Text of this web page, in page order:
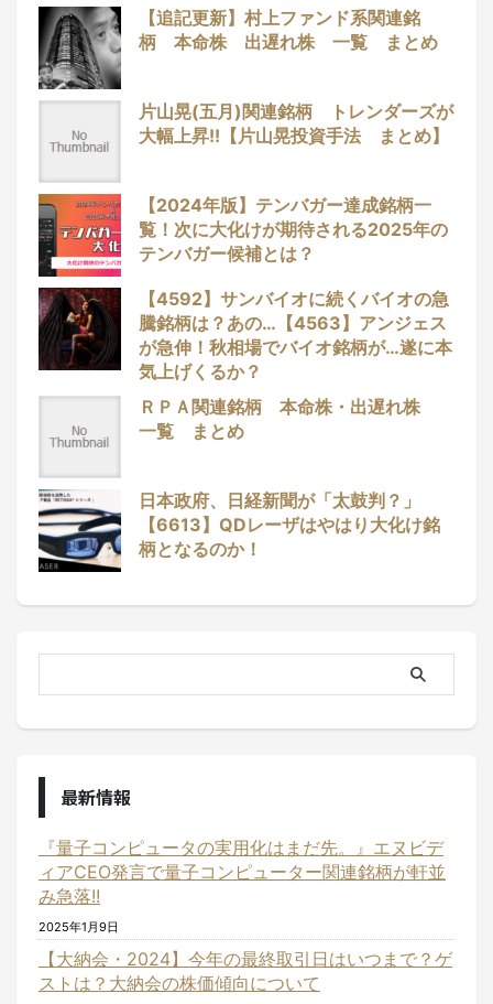
【追記更新】村上ファンド系関連銘
柄 本命株 出遅れ株 一覧 まとめ
片山晃(五月)関連銘柄 トレンダーズが
大幅上昇!!【片山晃投資手法 まとめ】
【2024年版】テンバガー達成銘柄一
覧！次に大化けが期待される2025年の
テンバガー候補とは？
【4592】サンバイオに続くバイオの急
騰銘柄は？あの…【4563】アンジェス
が急伸！秋相場でバイオ銘柄が…遂に本
気上げくるか？
ＲＰＡ関連銘柄 本命株・出遅れ株
一覧 まとめ
日本政府、日経新聞が「太鼓判？」
【6613】QDレーザはやはり大化け銘
柄となるのか！
最新情報
『量子コンピュータの実用化はまだ先。』エヌビデ
ィアCEO発言で量子コンピューター関連銘柄が軒並
み急落!!
2025年1月9日
【大納会・2024】今年の最終取引日はいつまで？ゲ
ストは？大納会の株価傾向について